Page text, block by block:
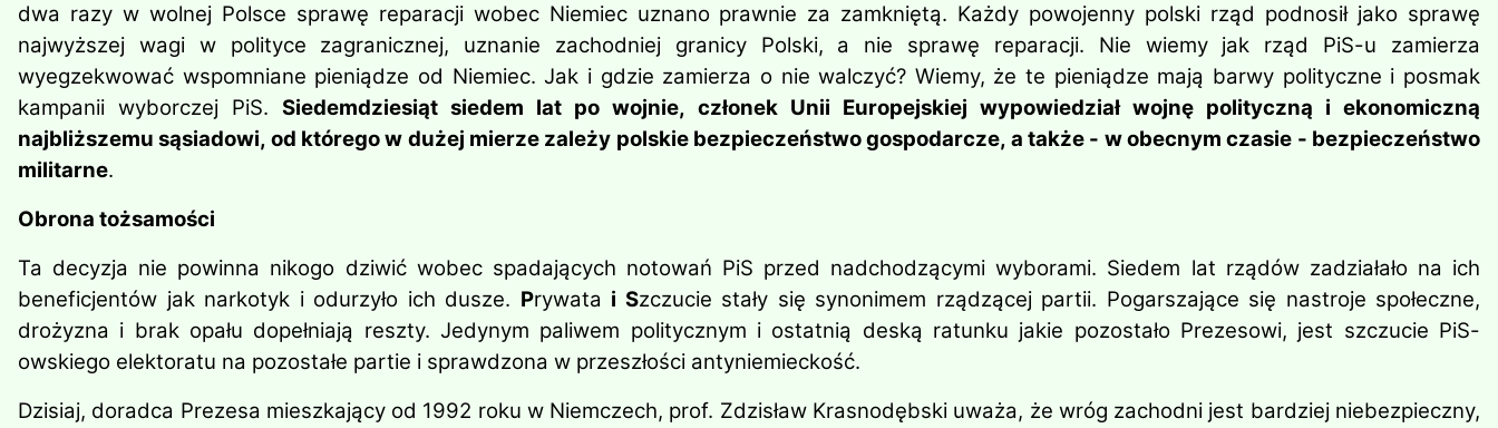
dwa razy w wolnej Polsce sprawę reparacji wobec Niemiec uznano prawnie za zamkniętą. Każdy powojenny polski rząd podnosił jako sprawę
najwyższej wagi w polityce zagranicznej, uznanie zachodniej granicy Polski, a nie sprawę reparacji. Nie wiemy jak rząd PiS-u zamierza
wyegzekwować wspomniane pieniądze od Niemiec. Jak i gdzie zamierza o nie walczyć? Wiemy, że te pieniądze mają barwy polityczne i posmak
kampanii wyborczej PiS.Siedemdziesiąt siedem lat po wojnie, członek Unii Europejskiej wypowiedział wojnę polityczną i ekonomiczną
najbliższemu sąsiadowi, od którego w dużej mierze zależy polskie bezpieczeństwo gospodarcze, a także - w obecnym czasie - bezpieczeństwo
militarne.
Obrona tożsamości
Ta decyzja nie powinna nikogo dziwić wobec spadających notowań PiS przed nadchodzącymi wyborami. Siedem lat rządów zadziałało na ich
beneficjentów jak narkotyk i odurzyło ich dusze. Prywata i Szczucie stały się synonimem rządzącej partii. Pogarszające się nastroje społeczne,
drożyzna i brak opału dopełniają reszty. Jedynym paliwem politycznym i ostatnią deską ratunku jakie pozostało Prezesowi, jest szczucie PiS-
owskiego elektoratu na pozostałe partie i sprawdzona w przeszłości antyniemieckość.
Dzisiaj, doradca Prezesa mieszkający od 1992 roku w Niemczech, prof. Zdzisław Krasnodębski uważa, że wróg zachodni jest bardziej niebezpieczny,